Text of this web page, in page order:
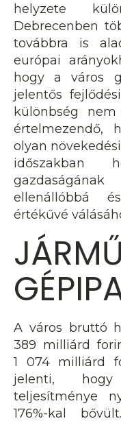
helyzete
Debrecenben
továbbra is
európai
hogy a város
jelentős
különbség
értelmezendő,
olyan
időszakban
ellenállóbbá
értékűvé
A város bruttó
389 milliárd
1 074 milliárd
jelenti, hogy
teljesítménye
176%-kal